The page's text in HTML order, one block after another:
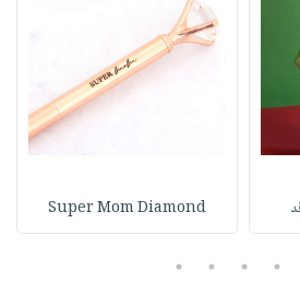
Super Mom Diamond
2
3
4
5